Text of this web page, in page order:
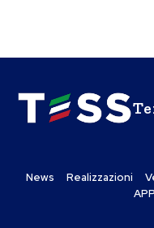
News Realizzazioni